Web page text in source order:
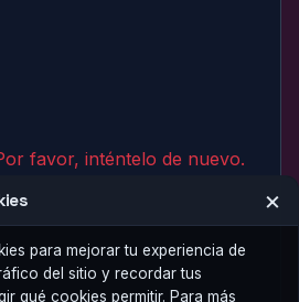
favor, inténtelo de nuevo.
×
para mejorar tu experiencia de
del sitio y recordar tus
qué cookies permitir. Para más